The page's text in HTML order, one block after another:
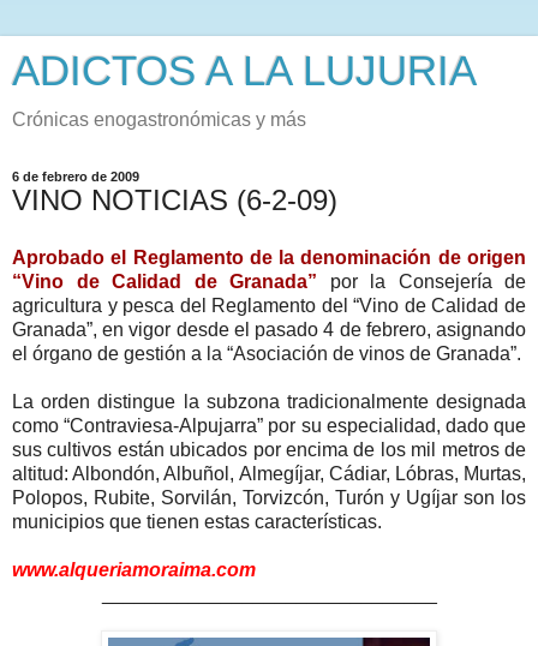
ADICTOS A LA LUJURIA
Crónicas enogastronómicas y más
6 de febrero de 2009
VINO NOTICIAS (6-2-09)
Aprobado el Reglamento de la denominación de origen
“Vino de Calidad de Granada” por la Consejería de
agricultura y pesca del Reglamento del “Vino de Calidad de
Granada”, en vigor desde el pasado 4 de febrero, asignando
el órgano de gestión a la “Asociación de vinos de Granada”.
La orden distingue la subzona tradicionalmente designada
como “Contraviesa-Alpujarra” por su especialidad, dado que
sus cultivos están ubicados por encima de los mil metros de
altitud: Albondón, Albuñol, Almegíjar, Cádiar, Lóbras, Murtas,
Polopos, Rubite, Sorvilán, Torvizcón, Turón y Ugíjar son los
municipios que tienen estas características.
www.alqueriamoraima.com